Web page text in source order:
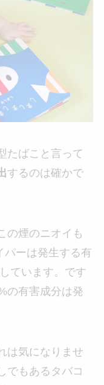
たばこと言って
するのは確かで
の煙のニオイも
パーは発生する有
ています。です
の有害成分は発
は気になりませ
でもあるタバコ